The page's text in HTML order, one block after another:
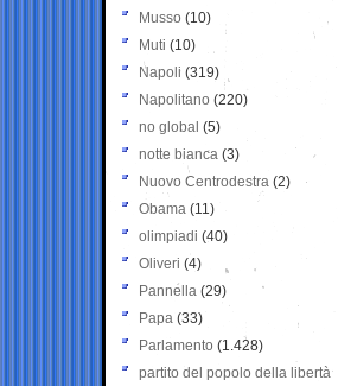
Musso (10)
Muti (10)
Napoli (319)
Napolitano (220)
no global (5)
notte bianca (3)
Nuovo Centrodestra (2)
Obama (11)
olimpiadi (40)
Oliveri (4)
Pannella (29)
Papa (33)
Parlamento (1.428)
partito del popolo della libertà